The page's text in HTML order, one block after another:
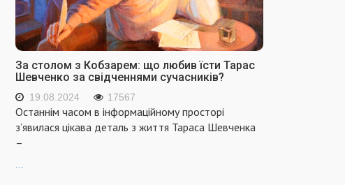
За столом з Кобзарем: що любив їсти Тарас
Шевченко за свідченнями сучасників?
19.08.2024 17567
Останнім часом в інформаційному просторі
з’явилася цікава деталь з життя Тараса Шевченка
–
...